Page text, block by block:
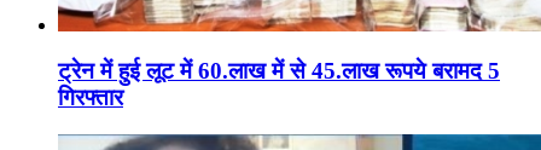
ट्रेन में हुई लूट में 60.लाख में से 45.लाख रूपये बरामद 5
गिरफ्तार